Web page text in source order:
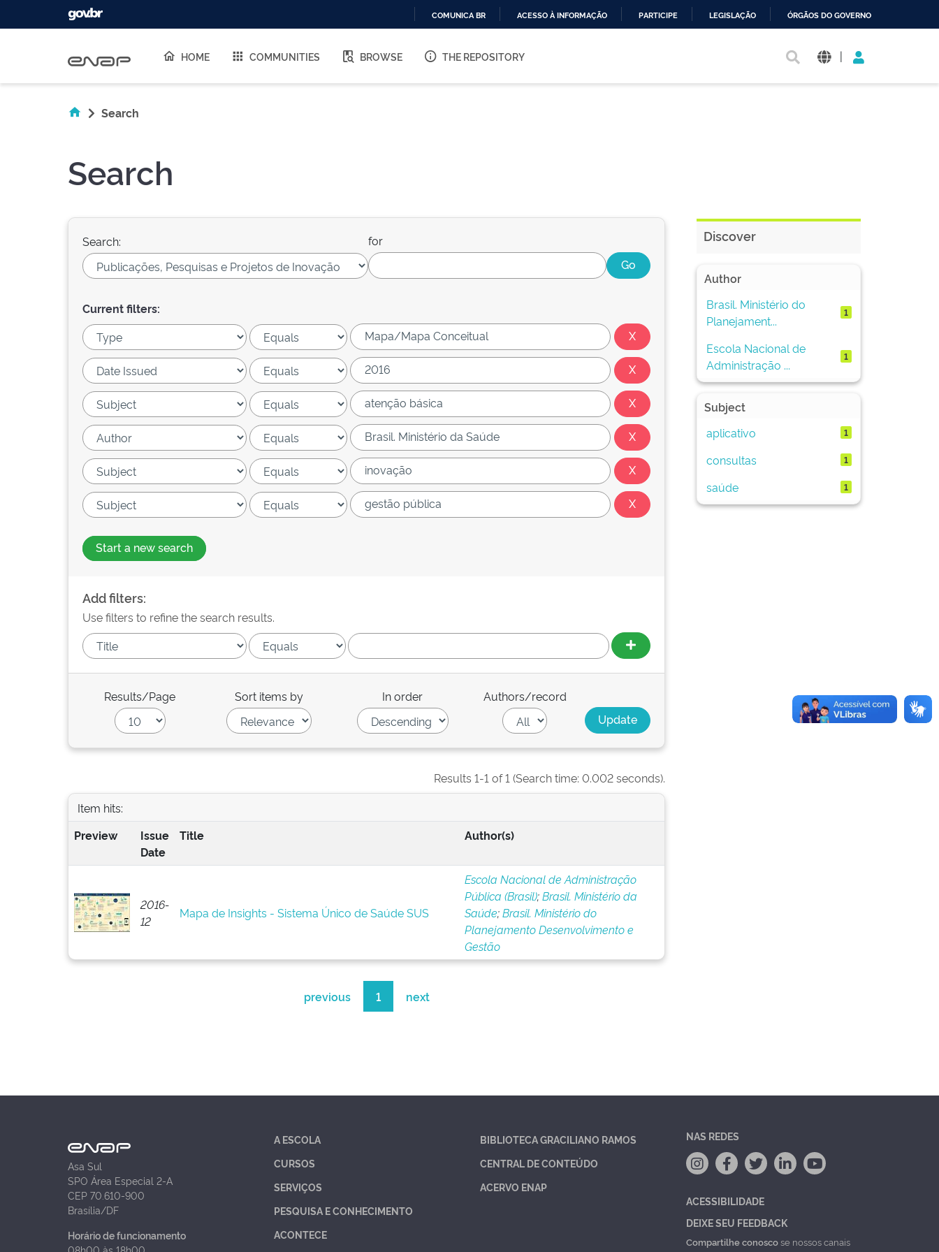
O
COMUNICA BR ACESSO À INFORMAÇÃO PARTICIPE LEGISLAÇÃO ÓRGÃOS DO GOVERNO
HOME COMMUNITIES BROWSE THE REPOSITORY |
Search
Search
Search: for
Current filters:
Start a new search
Add filters:
Use filters to refine the search results.
Results/Page Sort items by In order Authors/record
Results 1-1 of 1 (Search time: 0.002 seconds).
Item hits:
Preview
Issue
Date
Title Author(s)
2016-
12
Mapa de Insights - Sistema Único de Saúde SUS
Escola Nacional de Administração
Pública (Brasil);Brasil. Ministério da
Saúde;Brasil. Ministério do
Planejamento Desenvolvimento e
Gestão
previous 1 next
Discover
Author
Brasil. Ministério do
Planejament...
1
Escola Nacional de
Administração ...
1
Subject
aplicativo
1
consultas 1
saúde 1
Asa Sul
SPO Área Especial 2-A
CEP 70.610-900
Brasília/DF
Horário de funcionamento
A ESCOLA
CURSOS
SERVIÇOS
PESQUISA E CONHECIMENTO
ACONTECE
BIBLIOTECA GRACILIANO RAMOS
CENTRAL DE CONTEÚDO
ACERVO ENAP
NAS REDES
ACESSIBILIDADE
DEIXE SEU FEEDBACK
Compartilhe conoscose nossos canais